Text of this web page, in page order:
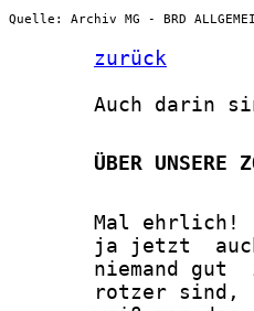
Quelle: Archiv MG - BRD
zurück
Auch darin
ÜBER UNSERE
Mal ehrlich!
ja jetzt
niemand gut
rotzer sind,